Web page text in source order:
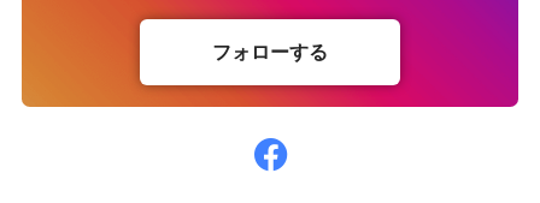
フォローする